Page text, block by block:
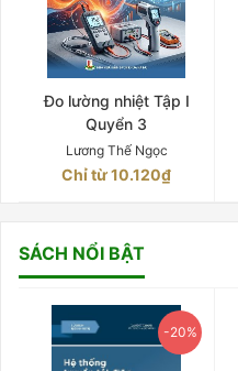
Đo lường nhiệt Tập I
Quyển 3
Lương Thế Ngọc
Chỉ từ 10.120₫
SÁCH NỔI BẬT
-20%